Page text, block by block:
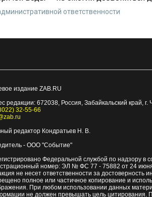
ответственности
издание ZAB.RU
редакции: 672038, Россия, Забайкальский край, г.
32-55-66
редактор Кондратьев Н. В.
- ООО "Событие"
Федеральной службой по надзору в
номер: ЭЛ № ФС 77 - 75882 от 24
не несет ответственности за
полное или частичное копирование и
При любом использовании данных
не должен превышать цель цитирования.